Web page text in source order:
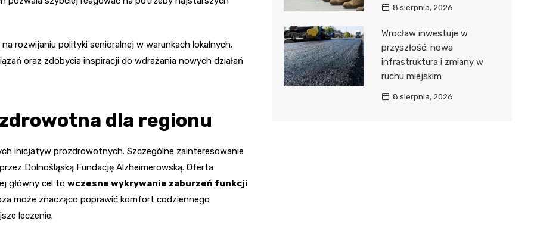
rozwijaniu polityki senioralnej w warunkach lokalnych.
oraz zdobycia inspiracji do wdrażania nowych działań
dla regionu
inicjatyw prozdrowotnych. Szczególne zainteresowanie
Dolnośląską Fundację Alzheimerowską. Oferta
główny cel to wczesne wykrywanie zaburzeń funkcji
może znacząco poprawić komfort codziennego
leczenie.
8 sierpnia, 2026
Wrocław inwestuje w
przyszłość: nowa
infrastruktura i zmiany w
ruchu miejskim
8 sierpnia, 2026